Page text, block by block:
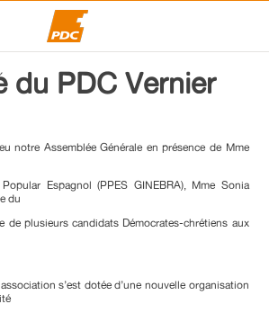
du PDC Vernier
notre Assemblée Générale en présence de Mme
Espagnol (PPES GINEBRA), Mme Sonia
du
de plusieurs candidats Démocrates-chrétiens aux
s’est dotée d’une nouvelle organisation